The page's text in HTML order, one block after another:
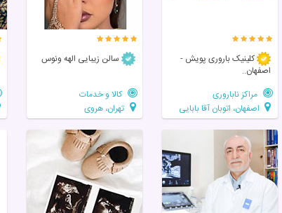
کلینیک باروری پویش -
اصفهان..
مراکز ناباروری
اصفهان، اتوبان آقا بابایی
سالن زیبایی الهه ونوس
کالا و خدمات
تهران، هروی